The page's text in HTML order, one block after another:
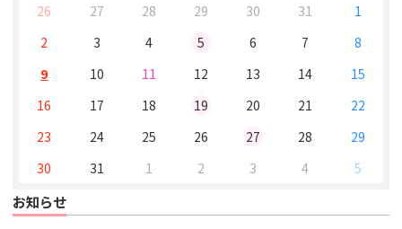
26 27 28 29 30 31
1
2
3 4 5 6 7
8
9
10 11 12 13 14
15
16
17 18 19 20 21
22
23
24 25 26 27 28
29
30
31 1 2 3 4 5
お知らせ